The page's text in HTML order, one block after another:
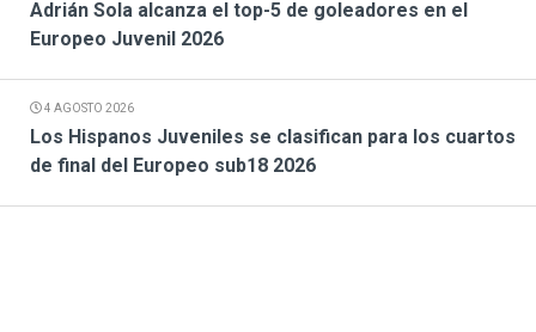
Adrián Sola alcanza el top-5 de goleadores en el
Europeo Juvenil 2026
4 AGOSTO 2026
Los Hispanos Juveniles se clasifican para los cuartos
de final del Europeo sub18 2026